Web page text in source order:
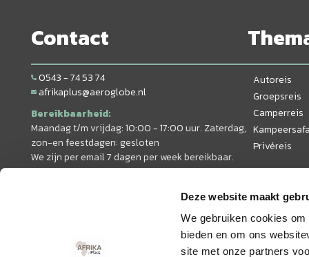
Deze website maakt
We gebruiken cookies
bieden en om ons
site met onze partners
Contact
0543 - 74 53 74
afrikaplus@aeroglobe.nl
Bereikbaarheid:
Maandag t/m vrijdag: 10:00 - 17:00 uur. Zaterdag,
zon-en feestdagen: gesloten
We zijn per email 7 dagen per week bereikbaar.
Autoreis
Groepsreis
Camperreis
Privéreis